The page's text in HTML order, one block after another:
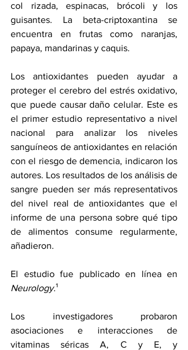
col rizada, espinacas, brócoli y los
guisantes. La beta-criptoxantina se
encuentra en frutas como naranjas,
papaya, mandarinas y caquis.
Los antioxidantes pueden ayudar a
proteger el cerebro del estrés oxidativo,
que puede causar daño celular. Este es
el primer estudio representativo a nivel
nacional para analizar los niveles
sanguíneos de antioxidantes en relación
con el riesgo de demencia, indicaron los
autores. Los resultados de los análisis de
sangre pueden ser más representativos
del nivel real de antioxidantes que el
informe de una persona sobre qué tipo
de alimentos consume regularmente,
añadieron.
El estudio fue publicado en línea
Neurology.¹
Los investigadores probaron
asociaciones e interacciones de
vitaminas séricas A, C y E, y